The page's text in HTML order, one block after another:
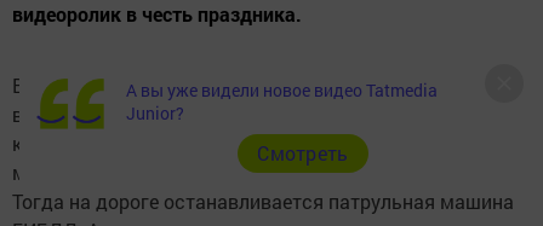
видеоролик в честь праздника.
В ролике показано, как семья отправляется из Москвы
в Казань. По дороге машина ломается, ей пробивает
колесо. Отец семейства просит помочь проезжающих
мимо автомобилистов.
Тогда на дороге останавливается патрульная машина
А вы уже видели новое видео Tatmedia
Junior?
Cмотреть